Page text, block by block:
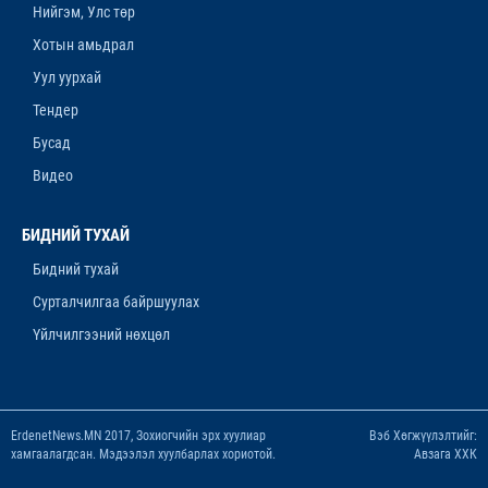
11-р сар. 14, 2025, 5:53 p.m.
Нийгэм, Улс төр
Хотын амьдрал
Уул уурхай
Тендер
Бусад
Видео
БИДНИЙ ТУХАЙ
Бидний тухай
Сурталчилгаа байршуулах
Үйлчилгээний нөхцөл
ErdenetNews.MN 2017, Зохиогчийн эрх хуулиар
хамгаалагдсан. Мэдээлэл хуулбарлах хориотой.
Вэб Хөгжүүлэлтийг:
Авзага ХХК